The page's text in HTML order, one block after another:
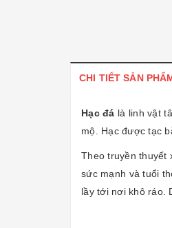
CHI TIẾT SẢN
Hạc đá là linh vật
mộ. Hạc được tạc
Theo truyền thuyết
sức mạnh và tuổi
lầy tới nơi khô ráo.